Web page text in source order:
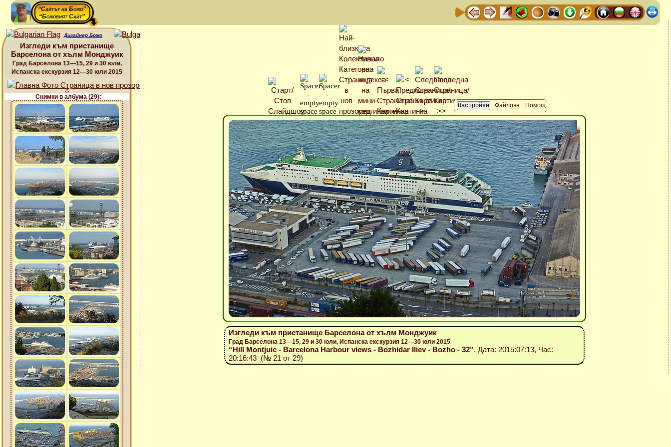
“Сайтът на Божо”
“Божовият Сайт”
Дизайнер Божо
Изгледи към пристанище
Барселона от хълм Монджуик
Град Барселона 13—15, 29 и 30 юли,
Испанска екскурзия 12—30 юли 2015
Снимки в албума (29):
Файлове
Помощ
Изгледи към пристанище Барселона от хълм Монджуик
Град Барселона 13—15, 29 и 30 юли, Испанска екскурзия 12—30 юли 2015
“Hill Montjuic - Barcelona Harbour views - Bozhidar Iliev - Bozho - 32”, Дата: 2015:07:13, Час:
20:16:43 (№ 21 от 29)